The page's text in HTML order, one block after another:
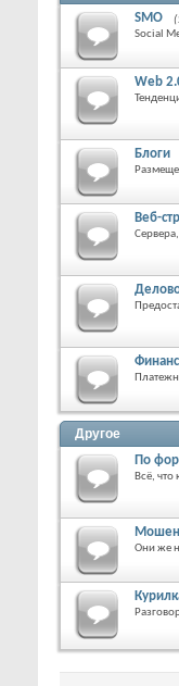
SMO
Social
Web
Блоги
Веб-
Другое
По
Всё,
Они же